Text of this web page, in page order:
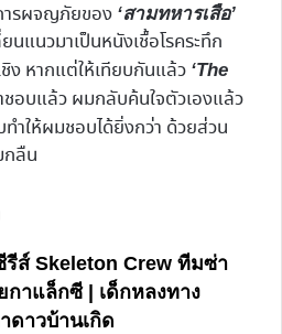
ารผจญภัยของ ‘สามทหารเสือ’
นแนวมาเป็นหนังเชื้อโรคระทึก
ง หากแต่ให้เทียบกันแล้ว ‘The
ชอบแล้ว ผมกลับค้นใจตัวเองแล้ว
ำให้ผมชอบได้ยิ่งกว่า ด้วยส่วน
ลืน
รีส์ Skeleton Crew ทีมซ่า
กาแล็กซี | เด็กหลงทาง
ดาวบ้านเกิด